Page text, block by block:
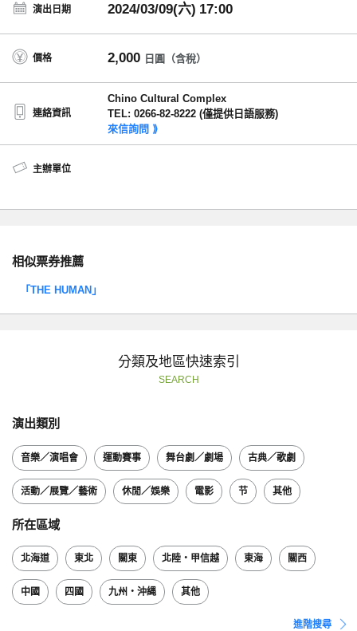
演出日期 2024/03/09(六) 17:00
價格 2,000 日圓（含稅）
連絡資訊
Chino Cultural Complex
TEL: 0266-82-8222 (僅提供日語服務)
來信詢問 ⟫
主辦單位
相似票券推薦
「THE HUMAN」
分類及地區快速索引
SEARCH
演出類別
音樂／演唱會 運動賽事 舞台劇／劇場 古典／歌劇
活動／展覽／藝術 休閒／娛樂 電影 节 其他
所在區域
北海道 東北 關東 北陸・甲信越 東海 關西
中國 四國 九州・沖縄 其他
進階搜尋